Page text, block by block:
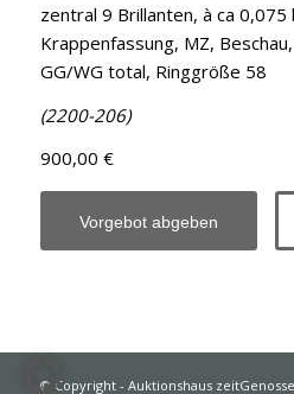
zentral 9 Brillanten, à ca
Krappenfassung, MZ,
GG/WG total, Ringgröße 58
(2200-206)
900,00 €
Vorgebot abgeben
© Copyright - Auktionshaus